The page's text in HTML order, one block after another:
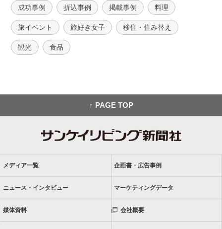
成功事例 折込事例 掲載事例 料理
旅イベント 旅好き女子 移住・住み替え
観光 食品
↑ PAGE TOP
メディア一覧 企画書・広告事例
ニュース・インタビュー マーケティングデータ
媒体資料 会社概要